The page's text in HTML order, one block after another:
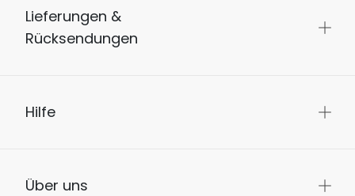
Lieferungen &
Rücksendungen
Hilfe
Über uns